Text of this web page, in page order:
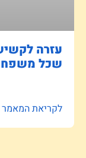
עזרה
שכל
לקריאת המאמר